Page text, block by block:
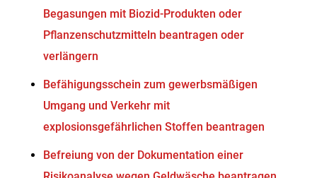
Begasungen mit Biozid-Produkten oder
Pflanzenschutzmitteln beantragen oder
verlängern
Befähigungsschein zum gewerbsmäßigen
Umgang und Verkehr mit
explosionsgefährlichen Stoffen beantragen
Befreiung von der Dokumentation einer